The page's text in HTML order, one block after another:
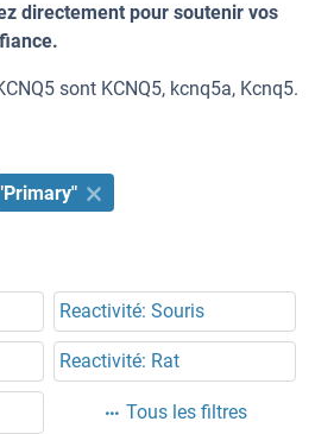
directement pour soutenir vos
sont KCNQ5, kcnq5a, Kcnq5.
Reactivité: Souris
Reactivité: Rat
Tous les filtres